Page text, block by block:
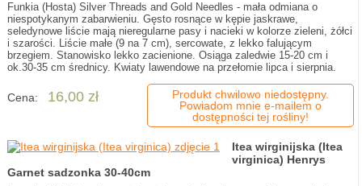
Funkia (Hosta) Silver Threads and Gold Needles - mała odmiana o
niespotykanym zabarwieniu. Gęsto rosnące w kępie jaskrawe,
seledynowe liście mają nieregularne pasy i nacieki w kolorze zieleni, żółci
i szarości. Liście małe (9 na 7 cm), sercowate, z lekko falującym
brzegiem. Stanowisko lekko zacienione. Osiąga zaledwie 15-20 cm i
ok.30-35 cm średnicy. Kwiaty lawendowe na przełomie lipca i sierpnia.
Cena: 16,00 zł
Produkt chwilowo niedostępny.
Powiadom mnie e-mailem o
dostępności tej rośliny!
Itea wirginijska (Itea
virginica) Henrys
Garnet sadzonka 30-40cm